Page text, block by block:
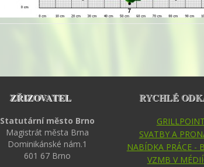
ZŘIZOVATEL
Statutární město Brno
Magistrát města Brna
Dominikánské nám.1
601 67 Brno
RYCHLÉ
GRILLPOINT
SVATBY A
NABÍDKA PRÁCE -
VZMB V